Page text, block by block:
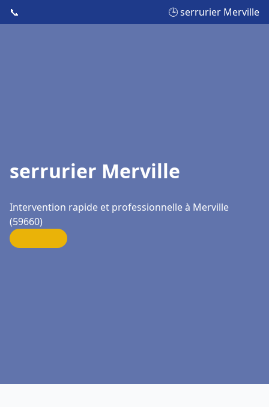
📞 🕒 serrurier Merville
serrurier Merville
Intervention rapide et professionnelle à Merville
(59660)